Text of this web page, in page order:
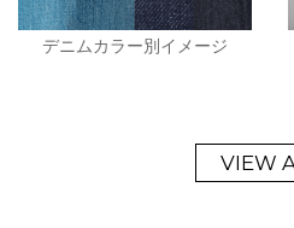
デニムカラー別イメージ
VIEW